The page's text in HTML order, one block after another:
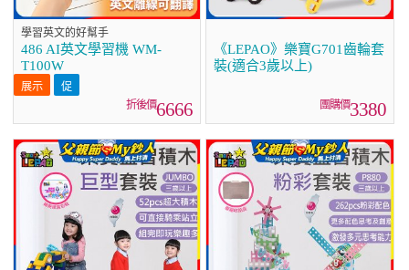
學習英文的好幫手
486 AI英文學習機 WM-
T100W
6666
《LEPAO》樂寶G701齒輪套
裝(適合3歲以上)
3380